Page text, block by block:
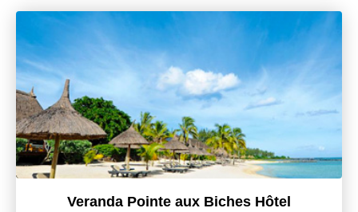
avec ses toits en tôle ondulée et ses volets. Les
chambres chaleureusement décorées s’ouvrent sur
une terrasse ou un balcon.
Veranda Pointe aux Biches Hôtel